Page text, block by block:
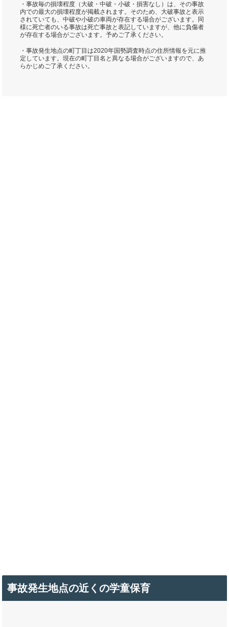
・事故毎の損壊程度（大破・中破・小破・損害なし）は、その事故
内での最大の損壊程度が掲載されます。そのため、大破事故と表示
されていても、中破や小破の車両が存在する場合がございます。同
様に死亡者のいる事故は死亡事故と表記していますが、他に負傷者
が存在する場合がございます。予めご了承ください。
・事故発生地点の町丁目は2020年国勢調査時点の住所情報を元に推
定しています。現在の町丁目名と異なる場合がございますので、あ
らかじめご了承ください。
事故発生地点の近くの学童保育